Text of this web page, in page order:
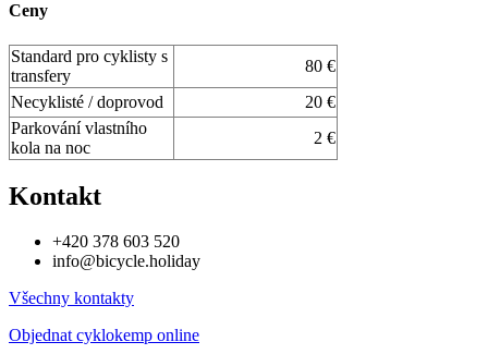
Ceny
Standard pro cyklisty s
transfery
80 €
Necyklisté / doprovod
20 €
Parkování vlastního
kola na noc
2 €
Kontakt
+420 378 603 520
info@bicycle.holiday
Všechny kontakty
Objednat cyklokemp online